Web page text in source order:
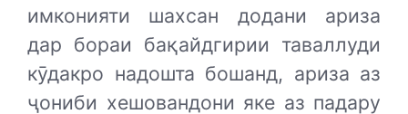
имконияти шахсан додани ариза
дар бораи бақайдгирии таваллуди
кӯдакро надошта бошанд, ариза аз
ҷониби хешовандони яке аз падару